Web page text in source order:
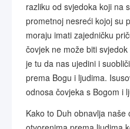
razliku od svjedoka koji na
prometnoj nesreći kojoj su
moraju imati zajedničku
čovjek ne može biti
je tu da nas ujedini i
prema Bogu i ljudima.
odnosa čovjeka s Bogom i
Kako to Duh obnavlja